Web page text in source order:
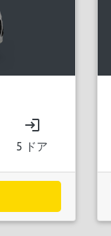
login
5 ドア